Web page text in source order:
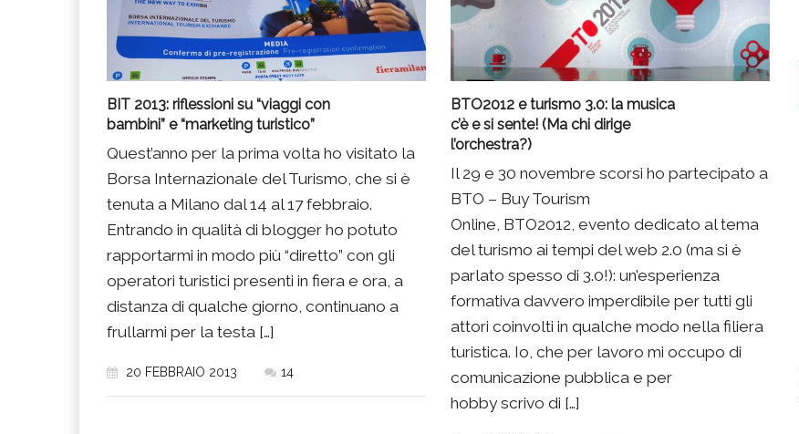
BIT 2013: riflessioni su “viaggi con
bambini” e “marketing turistico”
Quest’anno per la prima volta ho visitato la
Borsa Internazionale del Turismo, che si è
tenuta a Milano dal 14 al 17 febbraio.
Entrando in qualità di blogger ho potuto
rapportarmi in modo più “diretto” con gli
operatori turistici presenti in fiera e ora, a
distanza di qualche giorno, continuano a
frullarmi per la testa […]
20 FEBBRAIO 2013 14
BTO2012 e turismo 3.0: la musica
c’è e si sente! (Ma chi dirige
l’orchestra?)
Il 29 e 30 novembre scorsi ho partecipato a
BTO – Buy Tourism
Online, BTO2012, evento dedicato al tema
del turismo ai tempi del web 2.0 (ma si è
parlato spesso di 3.0!): un’esperienza
formativa davvero imperdibile per tutti gli
attori coinvolti in qualche modo nella filiera
turistica. Io, che per lavoro mi occupo di
comunicazione pubblica e per
hobby scrivo di […]